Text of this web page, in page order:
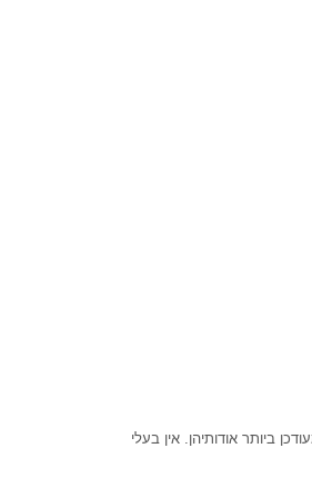
ביותר אודותיהן. אין בעלי